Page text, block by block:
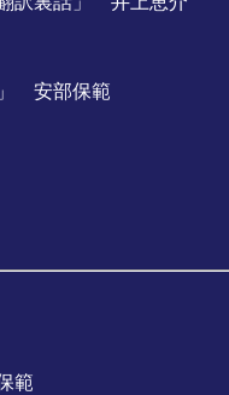
」 安部保範
範